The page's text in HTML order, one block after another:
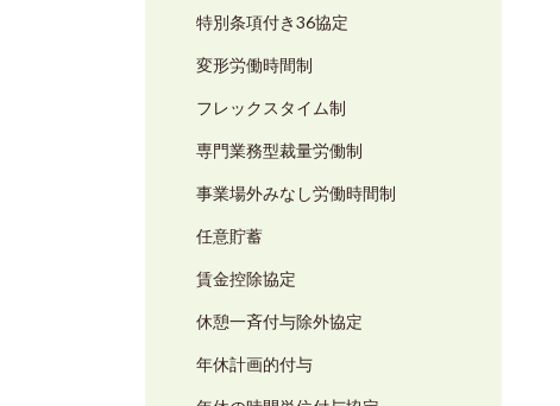
特別条項付き36協定
変形労働時間制
フレックスタイム制
専門業務型裁量労働制
事業場外みなし労働時間制
任意貯蓄
賃金控除協定
休憩一斉付与除外協定
年休計画的付与